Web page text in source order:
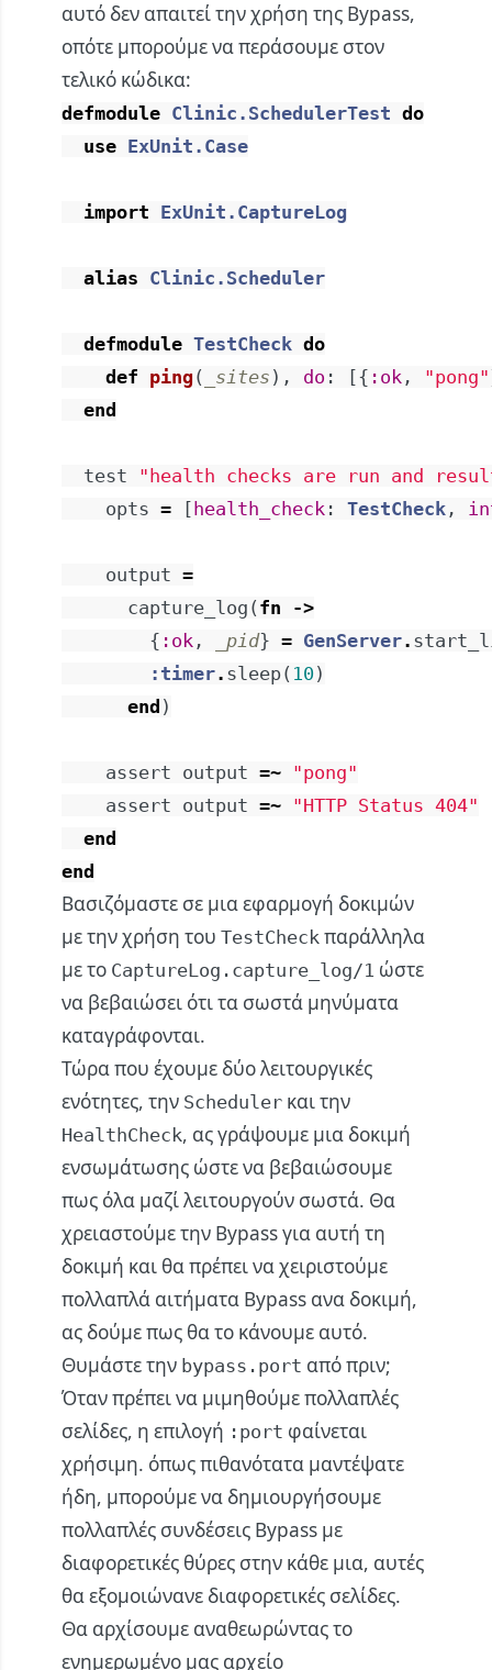
αυτό δεν απαιτεί την χρήση της Bypass,
οπότε μπορούμε να περάσουμε στον
τελικό κώδικα:
defmodule Clinic.SchedulerTest do
use ExUnit.Case
import ExUnit.CaptureLog
alias Clinic.Scheduler
defmodule TestCheck do
def ping( _sites ) , do : [{ :ok , "pong"
end
test
"health checks are run and
opts = [ health_check : TestCheck ,
output =
capture_log ( fn
->
{ :ok , _pid} = GenServer.
:timer. sleep( 10)
end )
assert output =~ "pong"
assert output =~ "HTTP Status 404"
end
end
Βασιζόμαστε σε μια εφαρμογή δοκιμών
με την χρήση του TestCheck παράλληλα
με το CaptureLog.capture_log/1 ώστε
να βεβαιώσει ότι τα σωστά μηνύματα
καταγράφονται.
Τώρα που έχουμε δύο λειτουργικές
ενότητες, την Scheduler και την
HealthCheck, ας γράψουμε μια δοκιμή
ενσωμάτωσης ώστε να βεβαιώσουμε
πως όλα μαζί λειτουργούν σωστά. Θα
χρειαστούμε την Bypass για αυτή τη
δοκιμή και θα πρέπει να χειριστούμε
πολλαπλά αιτήματα Bypass ανα δοκιμή,
ας δούμε πως θα το κάνουμε αυτό.
Θυμάστε την bypass.port από πριν;
Όταν πρέπει να μιμηθούμε πολλαπλές
σελίδες, η επιλογή :port φαίνεται
χρήσιμη. όπως πιθανότατα μαντέψατε
ήδη, μπορούμε να δημιουργήσουμε
πολλαπλές συνδέσεις Bypass με
διαφορετικές θύρες στην κάθε μια, αυτές
θα εξομοιώνανε διαφορετικές σελίδες.
Θα αρχίσουμε αναθεωρώντας το
ενημερωμένο μας αρχείο